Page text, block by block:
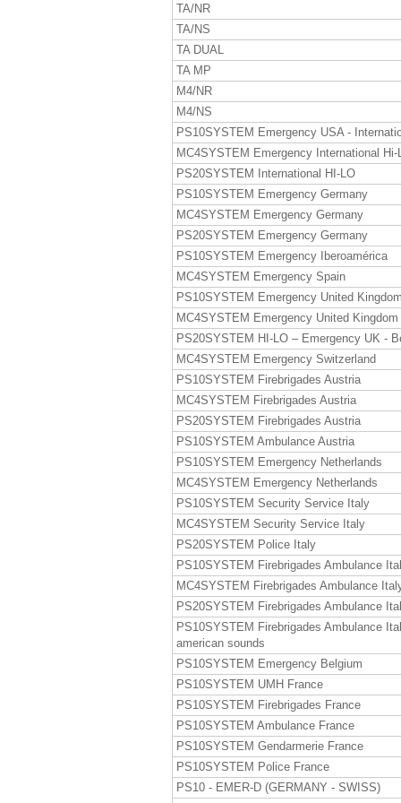
TA/NR
TA/NS
TA DUAL
TA MP
M4/NR
M4/NS
PS10SYSTEM Emergency USA -
MC4SYSTEM Emergency International Hi-
PS20SYSTEM International HI-LO
PS10SYSTEM Emergency Germany
MC4SYSTEM Emergency Germany
PS20SYSTEM Emergency Germany
PS10SYSTEM Emergency Iberoamérica
MC4SYSTEM Emergency Spain
PS10SYSTEM Emergency United Kingdom
MC4SYSTEM Emergency United Kingdom
PS20SYSTEM HI-LO – Emergency UK -
MC4SYSTEM Emergency Switzerland
PS10SYSTEM Firebrigades Austria
MC4SYSTEM Firebrigades Austria
PS20SYSTEM Firebrigades Austria
PS10SYSTEM Ambulance Austria
PS10SYSTEM Emergency Netherlands
MC4SYSTEM Emergency Netherlands
PS10SYSTEM Security Service Italy
MC4SYSTEM Security Service Italy
PS20SYSTEM Police Italy
PS10SYSTEM Firebrigades Ambulance
MC4SYSTEM Firebrigades Ambulance
PS20SYSTEM Firebrigades Ambulance
PS10SYSTEM Firebrigades Ambulance
american sounds
PS10SYSTEM Emergency Belgium
PS10SYSTEM UMH France
PS10SYSTEM Firebrigades France
PS10SYSTEM Ambulance France
PS10SYSTEM Gendarmerie France
PS10SYSTEM Police France
PS10 - EMER-D (GERMANY - SWISS)